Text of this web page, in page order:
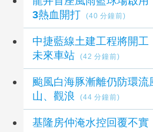
3熱血開打
(40 分鐘前)
中捷藍線土建工程將開
未來車站
(42 分鐘前)
颱風白海豚漸離仍防環流
山、觀浪
(44 分鐘前)
基隆房仲淹水控回覆不